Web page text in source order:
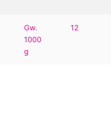
Gw.
1000
g
12